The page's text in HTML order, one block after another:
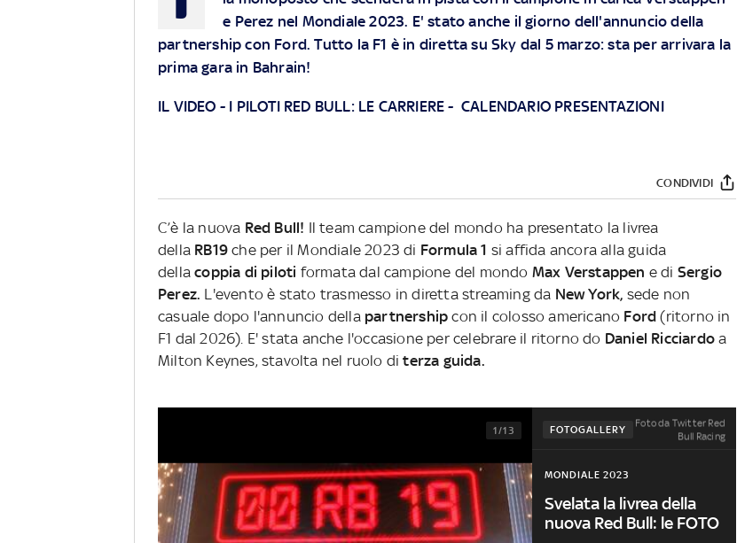
e Perez nel Mondiale 2023. E' stato anche il giorno dell'annuncio della
partnership con Ford. Tutto la F1 è in diretta su Sky dal 5 marzo: sta per arrivara la
prima gara in Bahrain!
IL VIDEO - I PILOTI RED BULL: LE CARRIERE -CALENDARIO PRESENTAZIONI
CONDIVIDI
C’è la nuova Red Bull! Il team campione del mondo ha presentato la livrea
della RB19 che per il Mondiale 2023 di Formula 1 si affida ancora alla guida
dellacoppia di piloti formata dal campione del mondo Max Verstappen e di Sergio
Perez. L'evento è stato trasmesso in diretta streaming da New York, sede non
casuale dopo l'annuncio della partnershipcon il colosso americano Ford(ritorno in
F1 dal 2026). E' stata anche l'occasione per celebrare il ritorno do Daniel Ricciardo a
Milton Keynes, stavolta nel ruolo di terza guida.
FOTOGALLERY
Foto da Twitter Red
Bull Racing
1/13
MONDIALE 2023
Svelata la livrea della
nuova Red Bull: le FOTO